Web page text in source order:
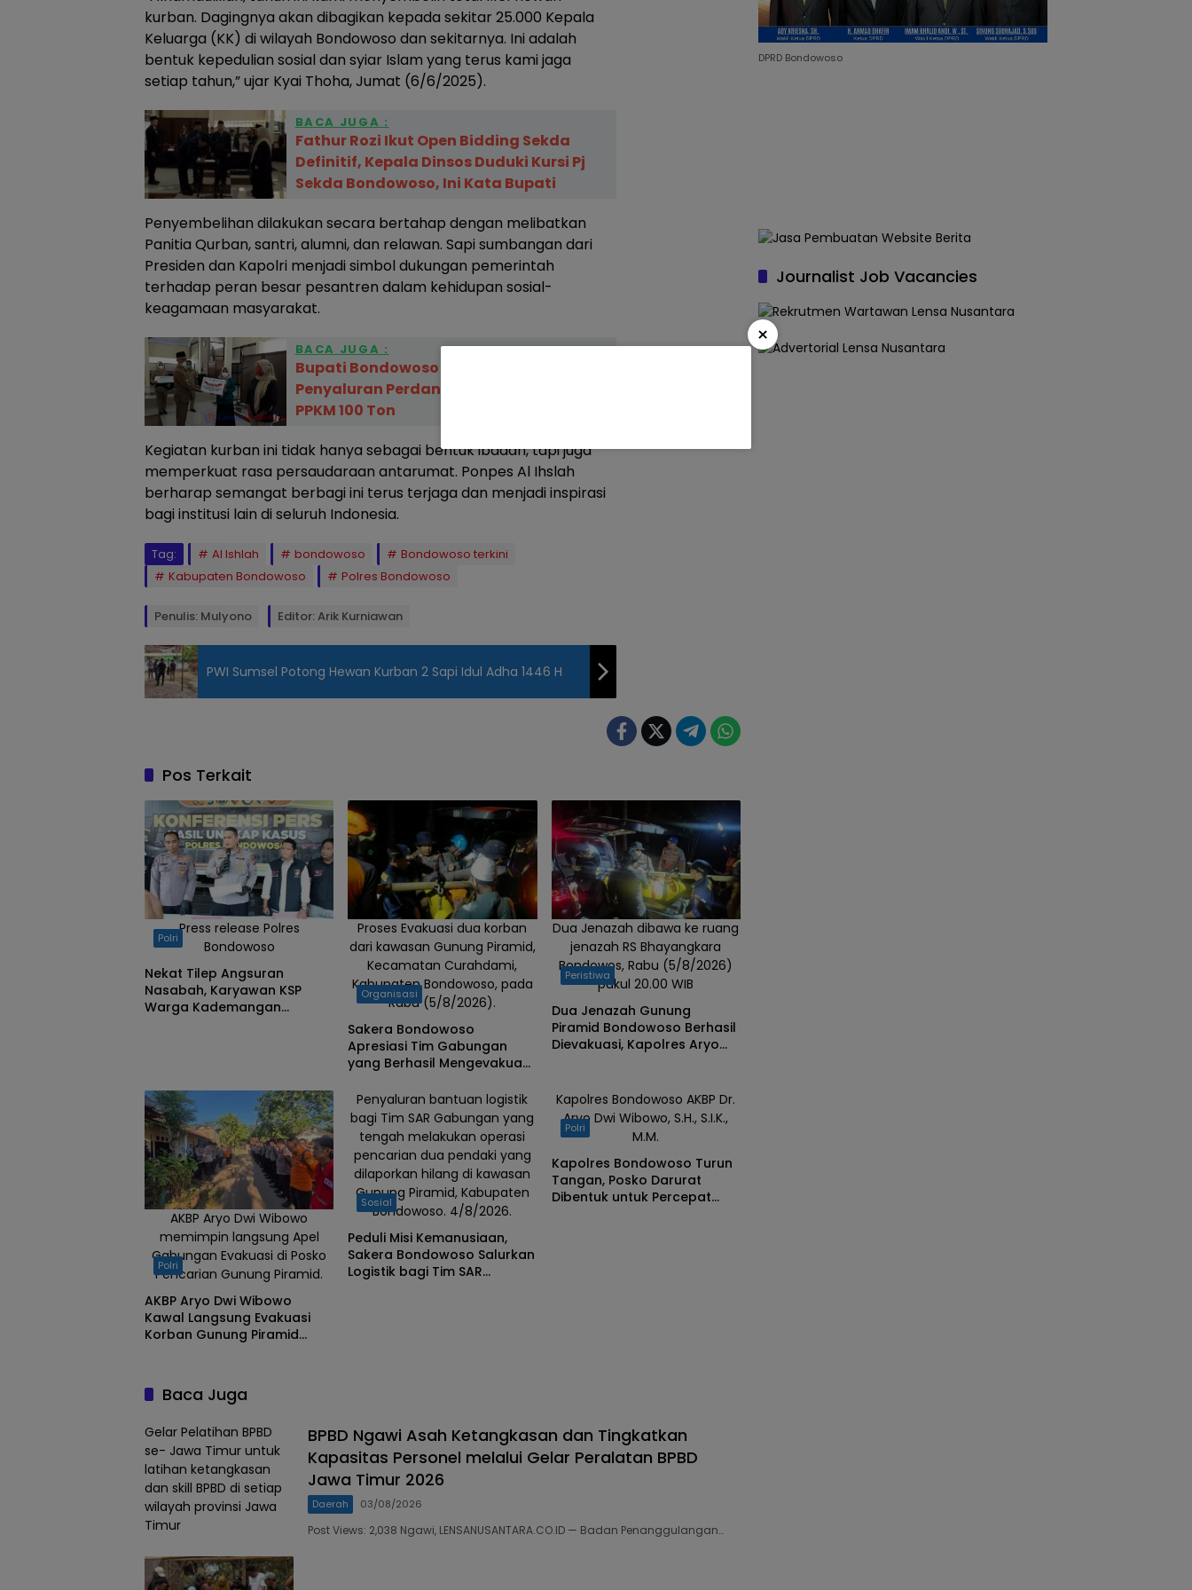
kurban. Dagingnya akan dibagikan kepada sekitar 25.000 Kepala
Keluarga (KK) di wilayah Bondowoso dan sekitarnya. Ini adalah
bentuk kepedulian sosial dan syiar Islam yang terus kami jaga
setiap tahun,” ujar Kyai Thoha, Jumat (6/6/2025).
BACA JUGA :
Fathur Rozi Ikut Open Bidding Sekda
Definitif, Kepala Dinsos Duduki Kursi Pj
Sekda Bondowoso, Ini Kata Bupati
Penyembelihan dilakukan secara bertahap dengan melibatkan
Panitia Qurban, santri, alumni, dan relawan. Sapi sumbangan dari
Presiden dan Kapolri menjadi simbol dukungan pemerintah
terhadap peran besar pesantren dalam kehidupan sosial-
keagamaan masyarakat.
BACA JUGA :
Bupati Bondowoso Launching
Penyaluran Perdana Bantuan Beras
PPKM 100 Ton
Kegiatan kurban ini tidak hanya sebagai bentuk ibadah, tapi juga
memperkuat rasa persaudaraan antarumat. Ponpes Al Ihslah
berharap semangat berbagi ini terus terjaga dan menjadi inspirasi
bagi institusi lain di seluruh Indonesia.
Tag: Al Ishlah bondowoso
Bondowoso terkini
Kabupaten Bondowoso
Polres Bondowoso
Penulis: Mulyono Editor: Arik Kurniawan
Thoha Yusuf
bersama
Kapolres
Bondowoso
saat
diwawancara
awak media
PWI Sumsel Potong Hewan Kurban 2 Sapi Idul Adha 1446 H
Pos Terkait
Press release Polres
Bondowoso
Polri
Nekat Tilep Angsuran
Nasabah, Karyawan KSP
Warga Kademangan
Proses Evakuasi dua korban
dari kawasan Gunung Piramid,
Kecamatan Curahdami,
Kabupaten Bondowoso, pada
Rabu (5/8/2026).
Organisasi
Sakera Bondowoso
Apresiasi Tim Gabungan
yang Berhasil Mengevakuasi
Dua Jenazah dibawa ke ruang
jenazah RS Bhayangkara
Bondowos, Rabu (5/8/2026)
pukul 20.00 WIB
Peristiwa
Dua Jenazah Gunung
Piramid Bondowoso Berhasil
Dievakuasi, Kapolres Aryo
AKBP Aryo Dwi Wibowo
memimpin langsung Apel
Gabungan Evakuasi di Posko
Pencarian Gunung Piramid.
Polri
AKBP Aryo Dwi Wibowo
Kawal Langsung Evakuasi
Korban Gunung Piramid
Penyaluran bantuan logistik
bagi Tim SAR Gabungan yang
tengah melakukan operasi
pencarian dua pendaki yang
dilaporkan hilang di kawasan
Gunung Piramid, Kabupaten
Bondowoso. 4/8/2026.
Sosial
Peduli Misi Kemanusiaan,
Sakera Bondowoso Salurkan
Logistik bagi Tim SAR
Kapolres Bondowoso AKBP Dr.
Aryo Dwi Wibowo, S.H., S.I.K.,
M.M.
Polri
Kapolres Bondowoso Turun
Tangan, Posko Darurat
Dibentuk untuk Percepat
Baca Juga
Gelar Pelatihan BPBD
se- Jawa Timur untuk
latihan ketangkasan
dan skill BPBD di setiap
wilayah provinsi Jawa
Timur
BPBD Ngawi Asah Ketangkasan dan Tingkatkan
Kapasitas Personel melalui Gelar Peralatan BPBD
Jawa Timur 2026
Daerah 03/08/2026
Post Views: 2,038 Ngawi, LENSANUSANTARA.CO.ID — Badan Penanggulangan…
DPRD Bondowoso
Journalist Job Vacancies
×